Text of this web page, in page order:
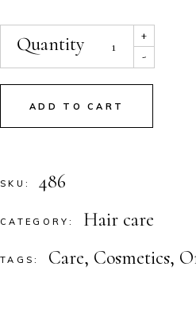
-
Quantity +
ADD TO CART
SKU: 486
CATEGORY: Hair care
TAGS: Care, Cosmetics,